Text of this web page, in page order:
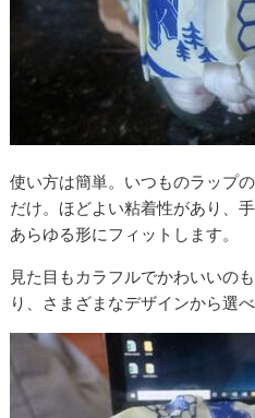
使い方は簡単。いつものラップ
だけ。ほどよい粘着性があり、
あらゆる形にフィットします。
見た目もカラフルでかわいいの
り、さまざまなデザインから選べ